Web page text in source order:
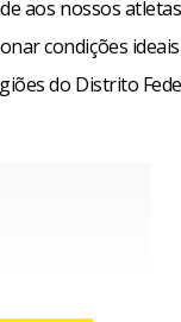
aos nossos
condições
do Distrito